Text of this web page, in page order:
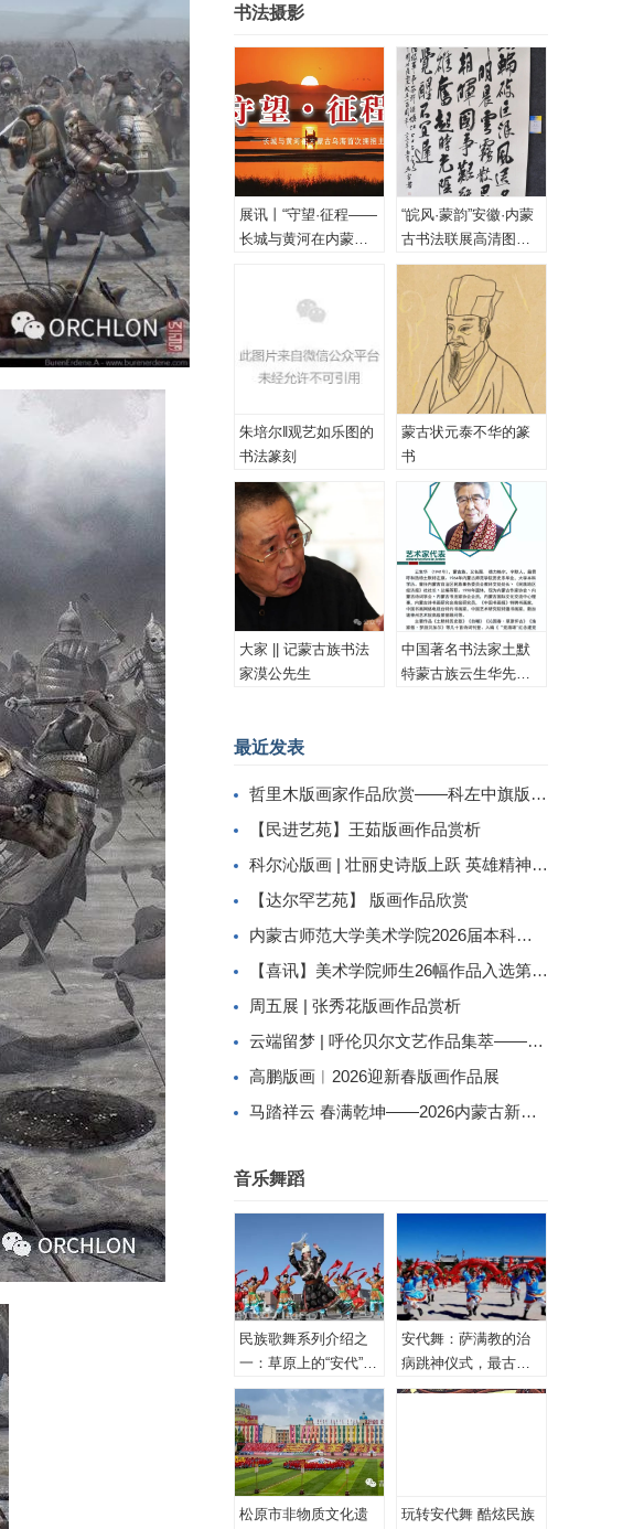
书法摄影
展讯丨“守望·征程——
长城与黄河在内蒙古
“皖风·蒙韵”安徽·内蒙
古书法联展高清图
（一、特邀作品）
朱培尔‖观艺如乐图的
书法篆刻
蒙古状元泰不华的篆
书
大家 || 记蒙古族书法
家漠公先生
中国著名书法家土默
特蒙古族云生华先生
最近发表
哲里木版画家作品欣赏——科左中旗版画家李忠斌作品赏析
【民进艺苑】王茹版画作品赏析
科尔沁版画 | 壮丽史诗版上跃 英雄精神画中传
【达尔罕艺苑】 版画作品欣赏
内蒙古师范大学美术学院2026届本科生毕业作品展美术学专业（版画方向）
【喜讯】美术学院师生26幅作品入选第二届内蒙古自治区小版画暨藏书票展
周五展 | 张秀花版画作品赏析
云端留梦 | 呼伦贝尔文艺作品集萃——姜识民版画选登
高鹏版画︱2026迎新春版画作品展
马踏祥云 春满乾坤——2026内蒙古新春民间工艺美术线上展（三）
音乐舞蹈
民族歌舞系列介绍之
一：草原上的“安代”和
安代舞
安代舞：萨满教的治
病跳神仪式，最古老
的心理治疗！
松原市非物质文化遗
玩转安代舞 酷炫民族